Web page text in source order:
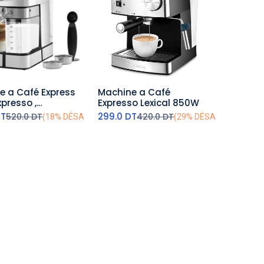
au panier
a Café Express
,
et Latté
520.0DT(18% DÉSACTIVÉ)
ajouter au panier
Machine a Café
Expresso Lexical 850W
299.0 DT420.0DT(29% DÉSACTIVÉ)